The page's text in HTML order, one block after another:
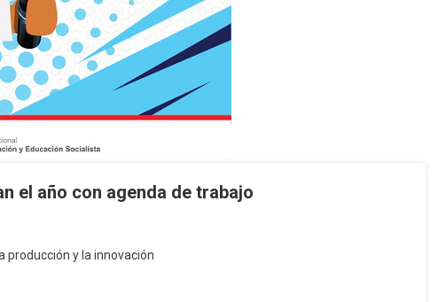
el año con agenda de trabajo
y la innovación